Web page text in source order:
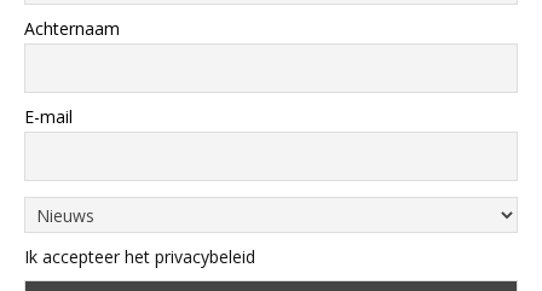
Achternaam
E-mail
Ik accepteer het privacybeleid